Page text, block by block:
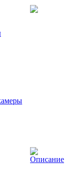
Описание